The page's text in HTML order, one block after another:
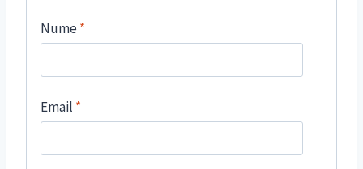
Nume*
Email *